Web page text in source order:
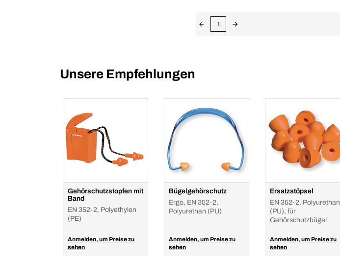
1
Unsere Empfehlungen
Gehörschutzstopfen mit
Band
EN 352-2, Polyethylen
(PE)
Anmelden, um Preise zu
sehen
Bügelgehörschutz
Ergo, EN 352-2,
Polyurethan (PU)
Anmelden, um Preise zu
sehen
Ersatzstöpsel
EN 352-2, Polyurethan
(PU), für
Gehörschutzbügel
Anmelden, um Preise zu
sehen